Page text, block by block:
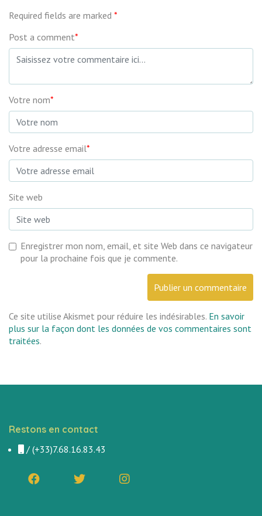
Required fields are marked *
Post a comment*
Votre nom*
Votre adresse email*
Site web
Enregistrer mon nom, email, et site Web dans ce navigateur
pour la prochaine fois que je commente.
Ce site utilise Akismet pour réduire les indésirables. En savoir
plus sur la façon dont les données de vos commentaires sont
traitées.
Restons en contact
/ (+33)7.68.16.83.43